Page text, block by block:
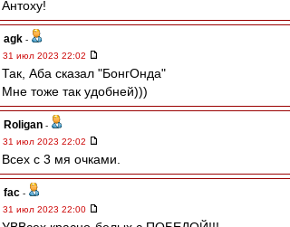
Антоху!
agk -
31 июл 2023 22:02
Так, Аба сказал "БонгОнда"
Мне тоже так удобней)))
Roligan -
31 июл 2023 22:02
Всех с 3 мя очками.
fac -
31 июл 2023 22:00